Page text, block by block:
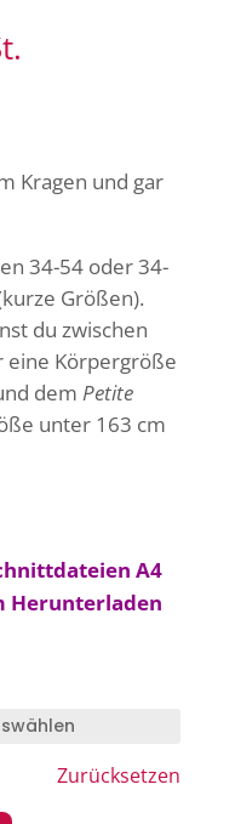
Kragen und gar
34-54 oder 34-
Größen).
du zwischen
Körpergröße
dem Petite
unter 163 cm
A4
Herunterladen
Zurücksetzen